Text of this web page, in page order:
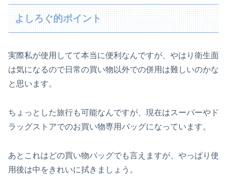
よしろぐ的ポイント
実際私が使用してて本当に便利なんですが、やはり衛生面
は気になるので日常の買い物以外での併用は難しいのかな
と思います。
ちょっとした旅行も可能なんですが、現在はスーパーやド
ラッグストアでのお買い物専用バッグになっています。
あとこれはどの買い物バッグでも言えますが、やっぱり使
用後は中をきれいに拭きましょう。